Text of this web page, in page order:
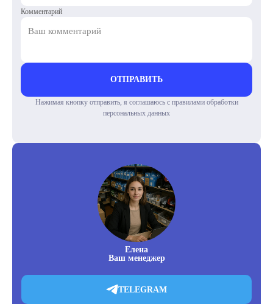
Комментарий
ОТПРАВИТЬ
Нажимая кнопку отправить, я соглашаюсь с правилами обработки
персональных данных
Елена
Ваш менеджер
TELEGRAM